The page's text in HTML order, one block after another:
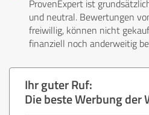
ProvenExpert ist
und neutral. Bewertungen
freiwillig, können nicht
finanziell noch anderweitig
Ihr guter Ruf:
Die beste Werbung der